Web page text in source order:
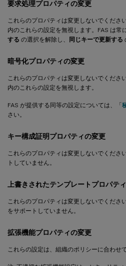
要求処理プロパティの変更
これらのプロパティは変更しないでくださ
内のこれらの設定を無視します。FAS は常
する の選択を解除し、 同じキーで更新する
暗号化プロパティの変更
これらのプロパティは変更しないでくださ
内のこれらの設定を無視します。
FAS が提供する同等の設定については、「
さい。
キー構成証明プロパティの変更
これらのプロパティは変更しないでくださ
トしていません。
上書きされたテンプレートプロパテ
これらのプロパティは変更しないでくださ
をサポートしていません。
拡張機能プロパティの変更
これらの設定は、組織のポリシーに合わせ